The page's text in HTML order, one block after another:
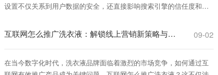
设置不仅关系到用户数据的安全，还直接影响搜索引擎的信任度和排
险，从而提升网站的整体性能和用户体验。本文将深入探讨网页优化
的密码怎么设置的最佳实践，帮助您从安全角度
互联网怎么推广洗衣液：解锁线上营销新策略与实战指南 09-02
在当今数字化时代，洗衣液品牌面临着激烈的市场竞争，如何通过互